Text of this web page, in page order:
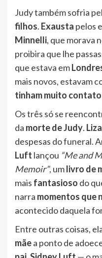
Judy também sofria
filhos. Exausta pelos
Minnelli, que morava
proibira que lhe
que estava em
mais novos, estavam
tinham muito contato
Os três só se
da morte de Judy.
despesas do funeral.
Luft lançou “Me and
Memoir”, umlivro de
mais fantasioso do
narra momentos que
acontecido daquela
Entre outras coisas,
mãea ponto de